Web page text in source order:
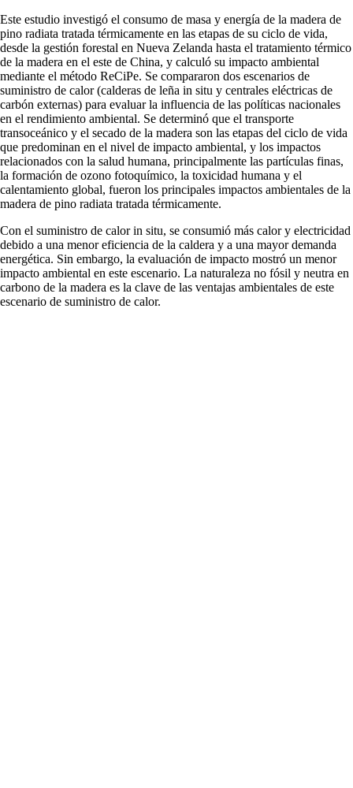
Este estudio investigó el consumo de masa y energía de la madera de
pino radiata tratada térmicamente en las etapas de su ciclo de vida,
desde la gestión forestal en Nueva Zelanda hasta el tratamiento térmico
de la madera en el este de China, y calculó su impacto ambiental
mediante el método ReCiPe. Se compararon dos escenarios de
suministro de calor (calderas de leña in situ y centrales eléctricas de
carbón externas) para evaluar la influencia de las políticas nacionales
en el rendimiento ambiental. Se determinó que el transporte
transoceánico y el secado de la madera son las etapas del ciclo de vida
que predominan en el nivel de impacto ambiental, y los impactos
relacionados con la salud humana, principalmente las partículas finas,
la formación de ozono fotoquímico, la toxicidad humana y el
calentamiento global, fueron los principales impactos ambientales de la
madera de pino radiata tratada térmicamente.
Con el suministro de calor in situ, se consumió más calor y electricidad
debido a una menor eficiencia de la caldera y a una mayor demanda
energética. Sin embargo, la evaluación de impacto mostró un menor
impacto ambiental en este escenario. La naturaleza no fósil y neutra en
carbono de la madera es la clave de las ventajas ambientales de este
escenario de suministro de calor.